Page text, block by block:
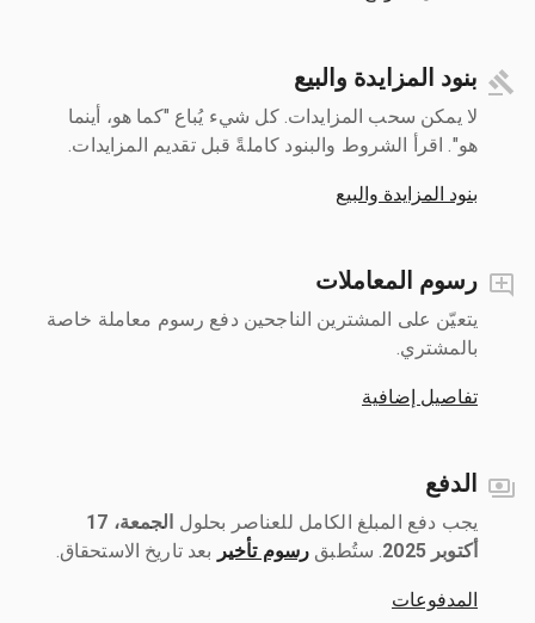
بنود المزايدة والبيع
لا يمكن سحب المزايدات. كل شيء يُباع "كما هو، أينما
هو". اقرأ الشروط والبنود كاملةً قبل تقديم المزايدات.
بنود المزايدة والبيع
رسوم المعاملات
يتعيّن على المشترين الناجحين دفع رسوم معاملة خاصة
بالمشتري.
تفاصيل إضافية
الدفع
يجب دفع المبلغ الكامل للعناصر بحلول ‎
الجمعة، 17
أكتوبر 2025
‎. ستُطبق رسوم تأخير بعد تاريخ الاستحقاق.
المدفوعات